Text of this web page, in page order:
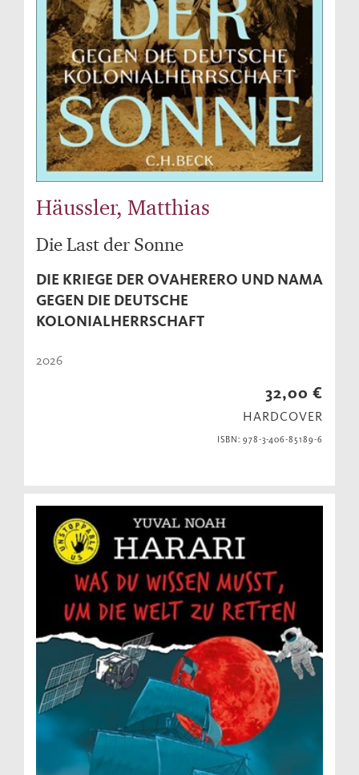
Häussler, Matthias
Die Last der Sonne
DIE KRIEGE DER OVAHERERO UND NAMA
GEGEN DIE DEUTSCHE
KOLONIALHERRSCHAFT
2026
32,00 €
HARDCOVER
ISBN: 978-3-406-85189-6